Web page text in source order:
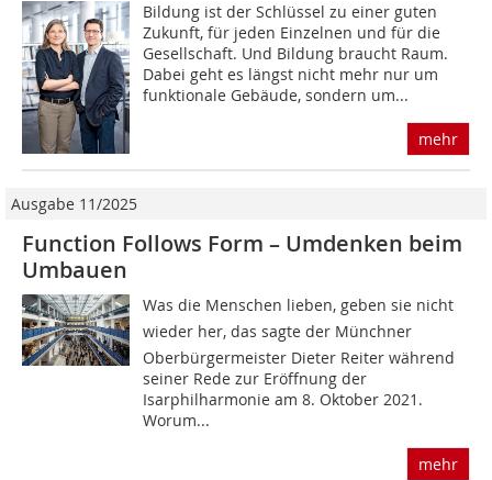
Bildung ist der Schlüssel zu einer guten
Zukunft, für jeden Einzelnen und für die
Gesellschaft. Und Bildung braucht Raum.
Dabei geht es längst nicht mehr nur um
funktionale Gebäude, sondern um...
mehr
Ausgabe 11/2025
Function Follows Form – Umdenken beim
Umbauen
Was die Menschen lieben, geben sie nicht
wieder her, das sagte der Münchner
Oberbürgermeister Dieter Reiter während
seiner Rede zur Eröffnung der
Isarphilharmonie am 8. Oktober 2021.
Worum...
mehr